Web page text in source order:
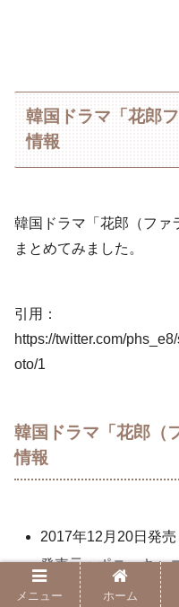
韓国ドラマ「花郎
情報
韓国ドラマ「花郎（ファ
まとめてみました。
引用：
https://twitter.com/
oto/1
韓国ドラマ「花郎（
情報
2017年12月20日発売
発売元：ポニーキャ
全41曲(ヴォーカル
メニュー ホーム